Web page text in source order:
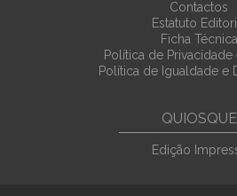
Contactos
Estatuto
Ficha Técnica
Política de Privacidade
Política de Igualdade e
QUIOSQUE
Edição